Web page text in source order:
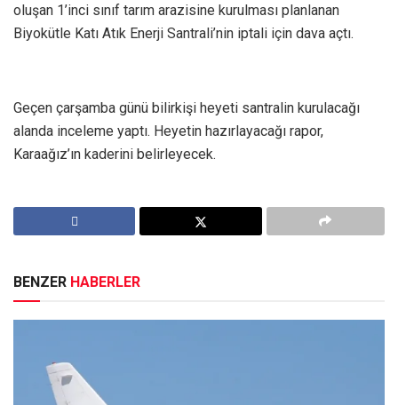
oluşan 1’inci sınıf tarım arazisine kurulması planlanan
Biyokütle Katı Atık Enerji Santrali’nin iptali için dava açtı.
Geçen çarşamba günü bilirkişi heyeti santralin kurulacağı
alanda inceleme yaptı. Heyetin hazırlayacağı rapor,
Karaağız’ın kaderini belirleyecek.
BENZER HABERLER